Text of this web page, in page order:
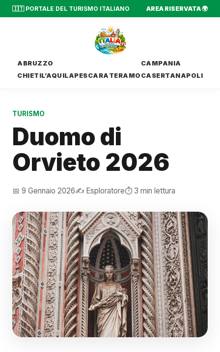
🇮🇹 PORTALE DEL TURISMO ITALIANO AREA RISERVATA 🌍
ABRUZZO
CHIETIL’AQUILAPESCARA TERAMO
CAMPANIA
CASERTANAPOLI
TURISMO
Duomo di
Orvieto 2026
📅 9 Gennaio 2026✍️ Esploratore⏱️ 3 min lettura